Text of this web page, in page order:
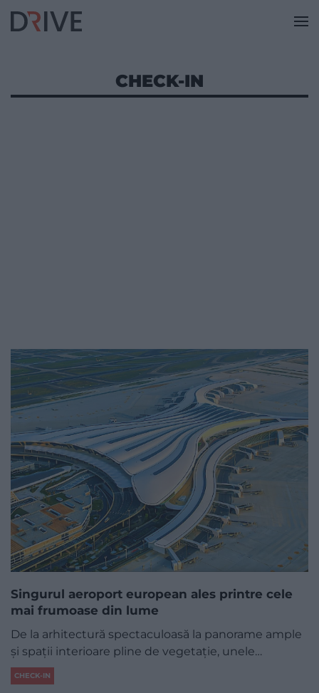
CHECK-IN
Singurul aeroport european ales printre cele
mai frumoase din lume
De la arhitectură spectaculoasă la panorame ample
și spații interioare pline de vegetație, unele…
CHECK-IN